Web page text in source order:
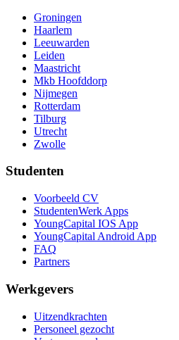
Groningen
Haarlem
Leeuwarden
Leiden
Maastricht
Mkb Hoofddorp
Nijmegen
Rotterdam
Tilburg
Utrecht
Zwolle
Studenten
Voorbeeld CV
StudentenWerk Apps
YoungCapital IOS App
YoungCapital Android App
FAQ
Partners
Werkgevers
Uitzendkrachten
Personeel gezocht